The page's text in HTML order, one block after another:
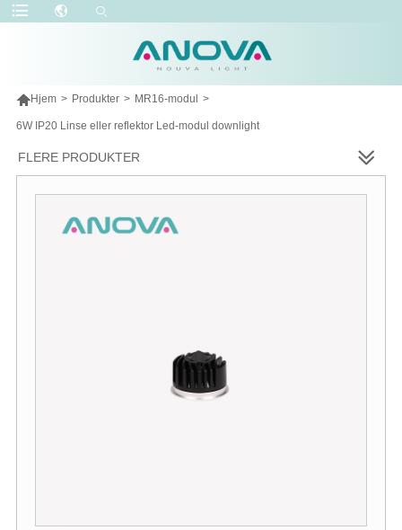
Hjem > Produkter > MR16-modul >
6W IP20 Linse eller reflektor Led-modul downlight
FLERE PRODUKTER